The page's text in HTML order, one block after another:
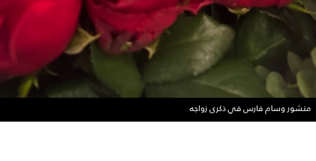
منشور وسام فارس في ذكرى زواجه